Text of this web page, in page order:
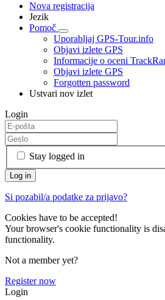
Nova registracija
Jezik
Pomoč
Uporabljaj GPS-Tour.info
Objavi izlete GPS
Informacije o oceni
Objavi izlete GPS
Forgotten password
Ustvari nov izlet
Login
Stay logged in
Si pozabil/a podatke za prijavo?
Cookies have to be accepted!
Your browser's cookie functionality is
functionality.
Not a member yet?
Register now
Login